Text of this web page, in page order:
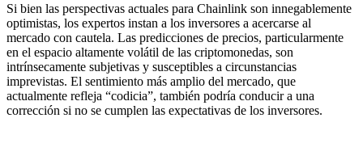
Si bien las perspectivas actuales para Chainlink son innegablemente
optimistas, los expertos instan a los inversores a acercarse al
mercado con cautela. Las predicciones de precios, particularmente
en el espacio altamente volátil de las criptomonedas, son
intrínsecamente subjetivas y susceptibles a circunstancias
imprevistas. El sentimiento más amplio del mercado, que
actualmente refleja “codicia”, también podría conducir a una
corrección si no se cumplen las expectativas de los inversores.